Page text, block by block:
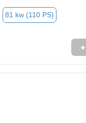
81 kw (110 PS)
★